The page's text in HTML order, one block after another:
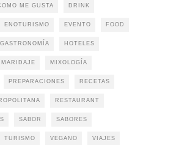
ME GUSTA DRINK
ENOTURISMO EVENTO FOOD
GASTRONOMÍA HOTELES
MARIDAJE MIXOLOGÍA
PREPARACIONES RECETAS
RESTAURANT
SABOR SABORES
TURISMO VEGANO VIAJES